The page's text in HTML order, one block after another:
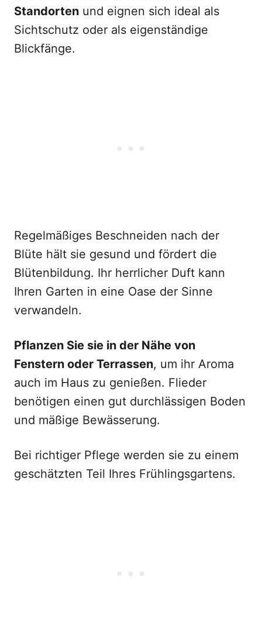
Standorten und eignen sich ideal als
Sichtschutz oder als eigenständige
Blickfänge.
Regelmäßiges Beschneiden nach der
Blüte hält sie gesund und fördert die
Blütenbildung. Ihr herrlicher Duft kann
Ihren Garten in eine Oase der Sinne
verwandeln.
Pflanzen Sie sie in der Nähe von
Fenstern oder Terrassen, um ihr Aroma
auch im Haus zu genießen. Flieder
benötigen einen gut durchlässigen Boden
und mäßige Bewässerung.
Bei richtiger Pflege werden sie zu einem
geschätzten Teil Ihres Frühlingsgartens.